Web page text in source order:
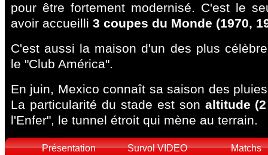
pour être fortement modernisé. C'est le
avoir accueilli 3 coupes du Monde (1970,
C'est aussi la maison d'un des plus
le "Club América".
En juin, Mexico connaît sa saison des
La particularité du stade est son altitude
l'Enfer", le tunnel étroit qui mène au terrain.
Présentation Survol VIDEO Matchs